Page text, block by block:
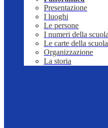
Presentazione
I luoghi
Le persone
I numeri della scuola
Le carte della scuola
Organizzazione
La storia